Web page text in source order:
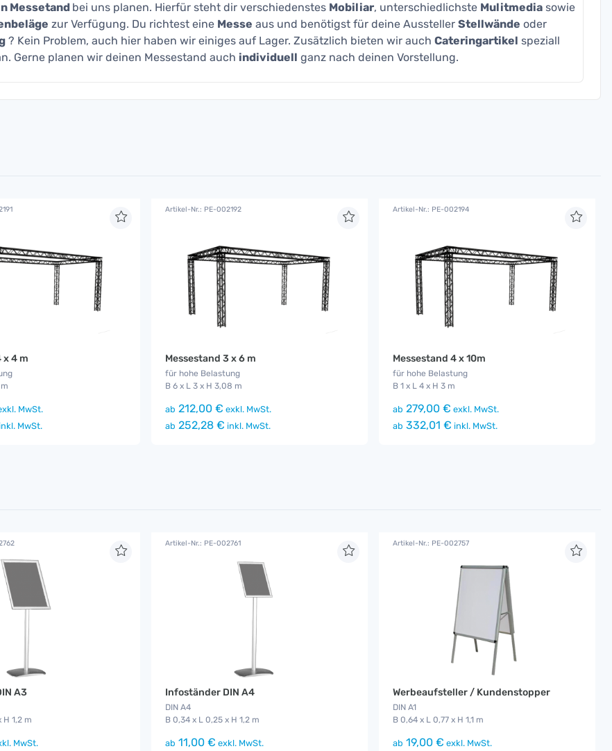
Messetand bei uns planen. Hierfür steht dir verschiedenstes Mobiliar, unterschiedlichste Mulitmediasowie
zur Verfügung. Du richtest eine Messe aus und benötigst für deine Aussteller Stellwände oder
? Kein Problem, auch hier haben wir einiges auf Lager. Zusätzlich bieten wir auch Cateringartikel speziall
Gerne planen wir deinen Messestand auch individuell ganz nach deinen Vorstellung.
x 4 m
MwSt.
MwSt.
Artikel-Nr.: PE-002192
Messestand 3 x 6 m
für hohe Belastung
B 6 x L 3 x H 3,08 m
ab 212,00 € exkl. MwSt.
ab 252,28 € inkl. MwSt.
Artikel-Nr.: PE-002194
Messestand 4 x 10m
für hohe Belastung
B 1 x L 4 x H 3 m
ab 279,00 € exkl. MwSt.
ab 332,01 € inkl. MwSt.
A3
H 1,2 m
MwSt.
Artikel-Nr.: PE-002761
Infoständer DIN A4
DIN A4
B 0,34 x L 0,25 x H 1,2 m
ab 11,00 € exkl. MwSt.
Artikel-Nr.: PE-002757
Werbeaufsteller / Kundenstopper
DIN A1
B 0,64 x L 0,77 x H 1,1 m
ab 19,00 € exkl. MwSt.